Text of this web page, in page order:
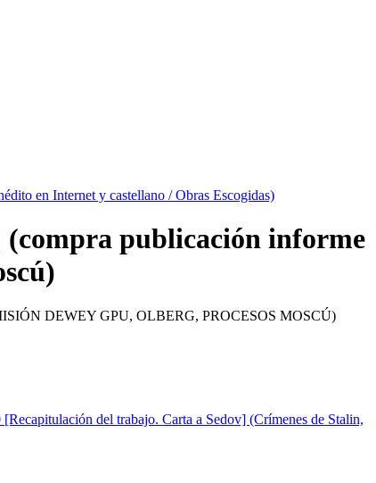
en Internet y castellano / Obras Escogidas)
(compra publicación informe
DEWEY GPU, OLBERG, PROCESOS MOSCÚ)
[Recapitulación del trabajo. Carta a Sedov] (Crímenes de Stalin,